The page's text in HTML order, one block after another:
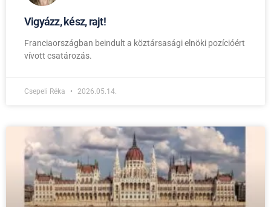
Vigyázz, kész, rajt!
Franciaországban beindult a köztársasági elnöki pozícióért
vívott csatározás.
Csepeli Réka 2026.05.14.